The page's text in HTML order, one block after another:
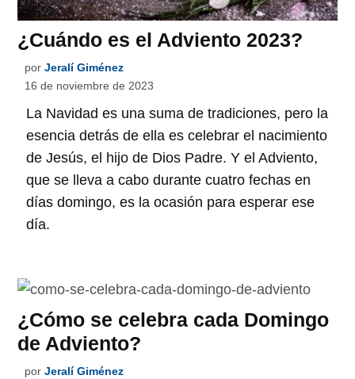
¿Cuándo es el Adviento 2023?
por Jeralí Giménez
16 de noviembre de 2023
La Navidad es una suma de tradiciones, pero la
esencia detrás de ella es celebrar el nacimiento
de Jesús, el hijo de Dios Padre. Y el Adviento,
que se lleva a cabo durante cuatro fechas en
días domingo, es la ocasión para esperar ese
día.
¿Cómo se celebra cada Domingo
de Adviento?
por Jeralí Giménez